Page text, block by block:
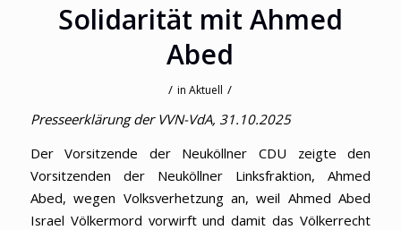
Solidarität mit Ahmed
Abed
/ inAktuell /
Presseerklärung der VVN-VdA, 31.10.2025
Der Vorsitzende der Neuköllner CDU zeigte den
Vorsitzenden der Neuköllner Linksfraktion, Ahmed
Abed, wegen Volksverhetzung an, weil Ahmed Abed
Israel Völkermord vorwirft und damit das Völkerrecht